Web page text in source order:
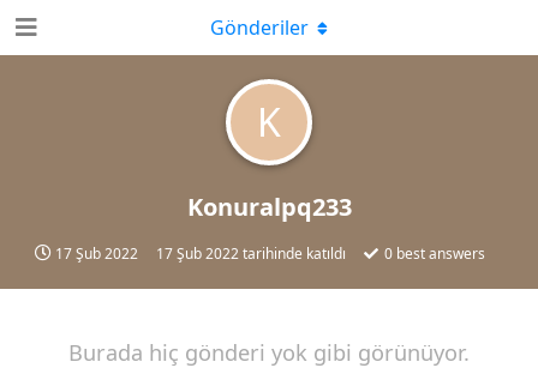
K
Konuralpq233
17 Şub 2022 17 Şub 2022tarihinde katıldı 0 best answers
Gönderiler
Burada hiç gönderi yok gibi görünüyor.